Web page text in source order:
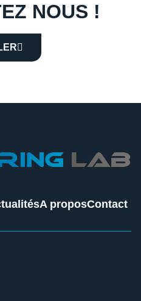
NOUS !
A proposContact